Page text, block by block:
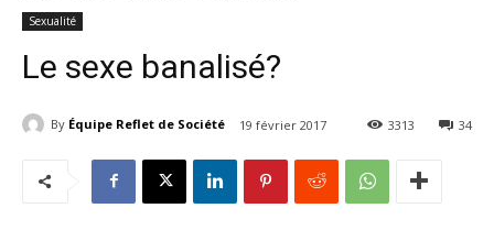
Sexualité
Le sexe banalisé?
By Équipe Reflet de Société 19 février 2017 34
3313